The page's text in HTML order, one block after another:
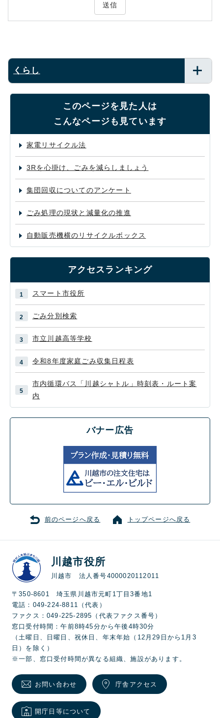
送信
くらし
このページを見た人は
こんなページも見ています
家電リサイクル法
3Rを心掛け、ごみを減らしましょう
集団回収についてのアンケート
ごみ処理の現状と減量化の推進
自動販売機横のリサイクルボックス
アクセスランキング
スマート市役所
ごみ分別検索
市立川越高等学校
令和8年度家庭ごみ収集日程表
市内循環バス「川越シャトル」時刻表・ルート案
内
バナー広告
前のページへ戻る トップページへ戻る
川越市役所
川越市 法人番号4000020112011
〒350-8601 埼玉県川越市元町1丁目3番地1
電話：049-224-8811（代表）
ファクス：049-225-2895（代表ファクス番号）
窓口受付時間：午前8時45分から午後4時30分
（土曜日、日曜日、祝休日、年末年始（12月29日から1月3
日）を除く）
※一部、窓口受付時間が異なる組織、施設があります。
お問い合わせ 庁舎アクセス
開庁日等について